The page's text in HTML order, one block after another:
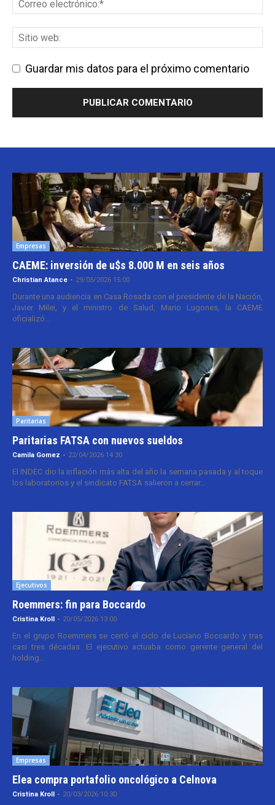
Guardar mis datos para el próximo comentario
Empresas
CAEME: inversión de u$s 8.000 M en seis años
Christian Atance - 29/05/2026 15:00
Durante una audiencia en Casa Rosada con el presidente de la Nación,
Javier Milei, y el ministro de Salud, Mario Lugones, la CAEME
oficializó...
Paritarias
Paritarias FATSA con nuevos sueldos
Camila Gomez - 22/04/2026 14:30
El INDEC dio la inflación más alta del año la semana pasada y al toque
los laboratorios y el sindicato FATSA salieron a cerrar...
Ejecutivos
Roemmers: fin para Boccardo
Cristina Kroll - 20/05/2026 13:00
En el grupo Roemmers se cerró el ciclo de Luciano Boccardo y tras
casi tres décadas. El ejecutivo actuaba como gerente general del
holding...
Empresas
Elea compra portafolio oncológico a Celnova
Cristina Kroll - 20/03/2026 10:30